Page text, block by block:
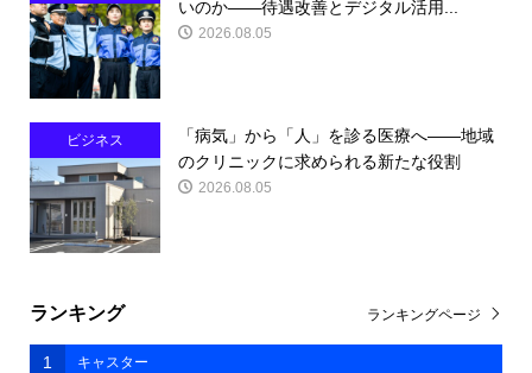
いのか――待遇改善とデジタル活用...
2026.08.05
ビジネス
「病気」から「人」を診る医療へ――地域
のクリニックに求められる新たな役割
2026.08.05
ランキング
1 キャスター
ランキングページ